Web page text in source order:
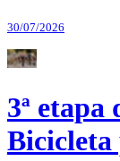
30/07/2026
3ª
Bicicleta